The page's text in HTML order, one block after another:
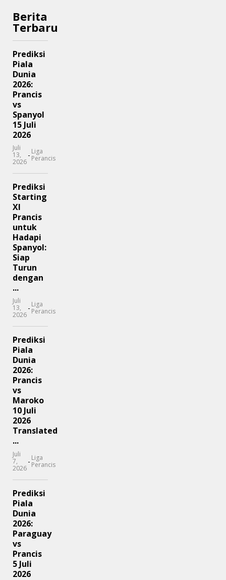
Berita
Terbaru
Prediksi
Piala
Dunia
2026:
Prancis
vs
Spanyol
15 Juli
2026
Juli
13,
2026
- Liga
Perancis
Prediksi
Starting
XI
Prancis
untuk
Hadapi
Spanyol:
Siap
Turun
dengan
...
Juli
13,
2026
- Liga
Perancis
Prediksi
Piala
Dunia
2026:
Prancis
vs
Maroko
10 Juli
2026
Translated
...
Juli
7,
2026
- Liga
Perancis
Prediksi
Piala
Dunia
2026:
Paraguay
vs
Prancis
5 Juli
2026